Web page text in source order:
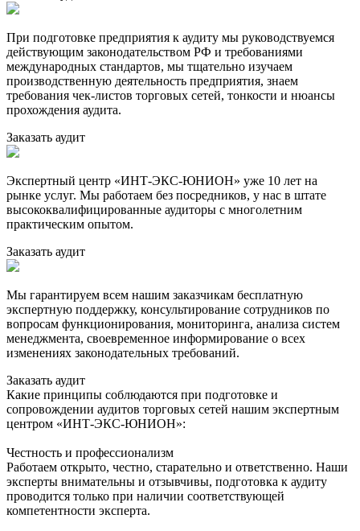
При подготовке предприятия к аудиту мы руководствуемся
действующим законодательством РФ и требованиями
международных стандартов, мы тщательно изучаем
производственную деятельность предприятия, знаем
требования чек-листов торговых сетей, тонкости и нюансы
прохождения аудита.
Заказать аудит
Экспертный центр «ИНТ-ЭКС-ЮНИОН» уже 10 лет на
рынке услуг. Мы работаем без посредников, у нас в штате
высококвалифицированные аудиторы с многолетним
практическим опытом.
Заказать аудит
Мы гарантируем всем нашим заказчикам бесплатную
экспертную поддержку, консультирование сотрудников по
вопросам функционирования, мониторинга, анализа систем
менеджмента, своевременное информирование о всех
изменениях законодательных требований.
Заказать аудит
Какие принципы соблюдаются при подготовке и
сопровождении аудитов торговых сетей нашим экспертным
центром «ИНТ-ЭКС-ЮНИОН»:
Честность и профессионализм
Работаем открыто, честно, старательно и ответственно. Наши
эксперты внимательны и отзывчивы, подготовка к аудиту
проводится только при наличии соответствующей
компетентности эксперта.